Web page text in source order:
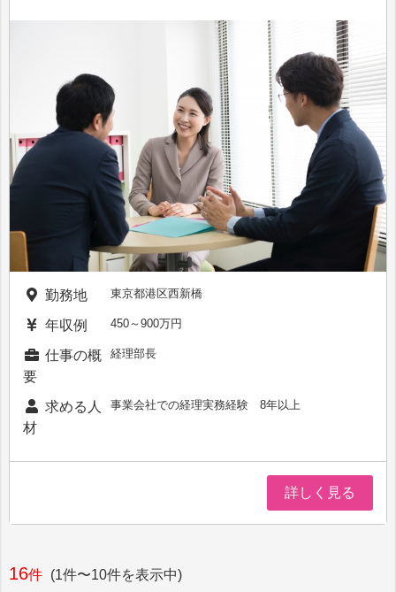
勤務地 東京都港区西新橋
年収例 450～900万円
仕事の概
要
経理部長
求める人
材
事業会社での経理実務経験 8年以上
詳しく見る
16件 (1件〜10件を表示中)